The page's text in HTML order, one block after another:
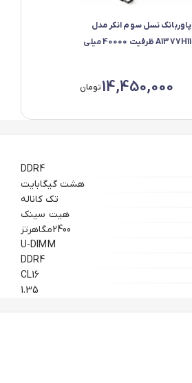
پاوربانک نسل سوم انکر مدل
A1377H11 ظرفیت 40000 میلی
14,450,000تومان
DDR4
هشت گیگابایت
تک کاناله
هیت سینک
2400مگاهرتز
U-DIMM
DDR4
CL16
1.35